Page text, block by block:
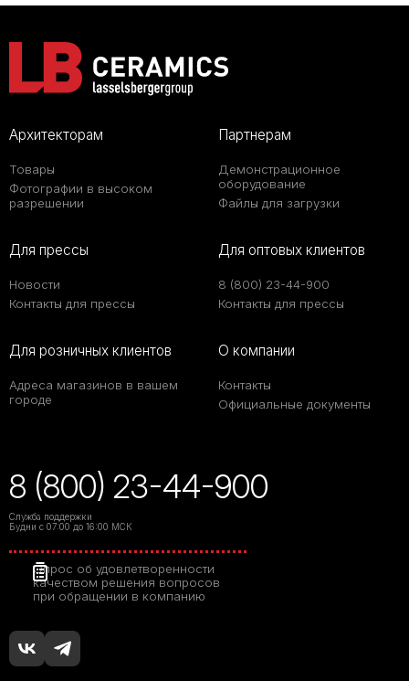
Архитекторам
Товары
Фотографии в высоком
разрешении
Партнерам
Демонстрационное
оборудование
Файлы для загрузки
Для прессы
Новости
Контакты для прессы
Для оптовых клиентов
8 (800) 23-44-900
Контакты для прессы
Для розничных клиентов
Адреса магазинов в вашем
городе
О компании
Контакты
Официальные документы
8 (800) 23-44-900
Служба поддержки
Будни с 07:00 до 16:00 МСК
Опрос об удовлетворенности
качеством решения вопросов
при обращении в компанию